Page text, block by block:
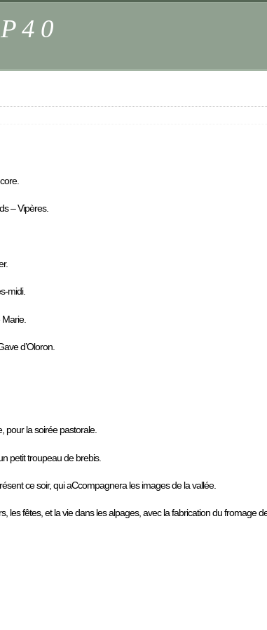
– Vipères.
midi.
d’Oloron.
pour la soirée pastorale.
petit troupeau de brebis.
ce soir, qui aCcompagnera les images de la vallée.
les fêtes, et la vie dans les alpages, avec la fabrication du fromage